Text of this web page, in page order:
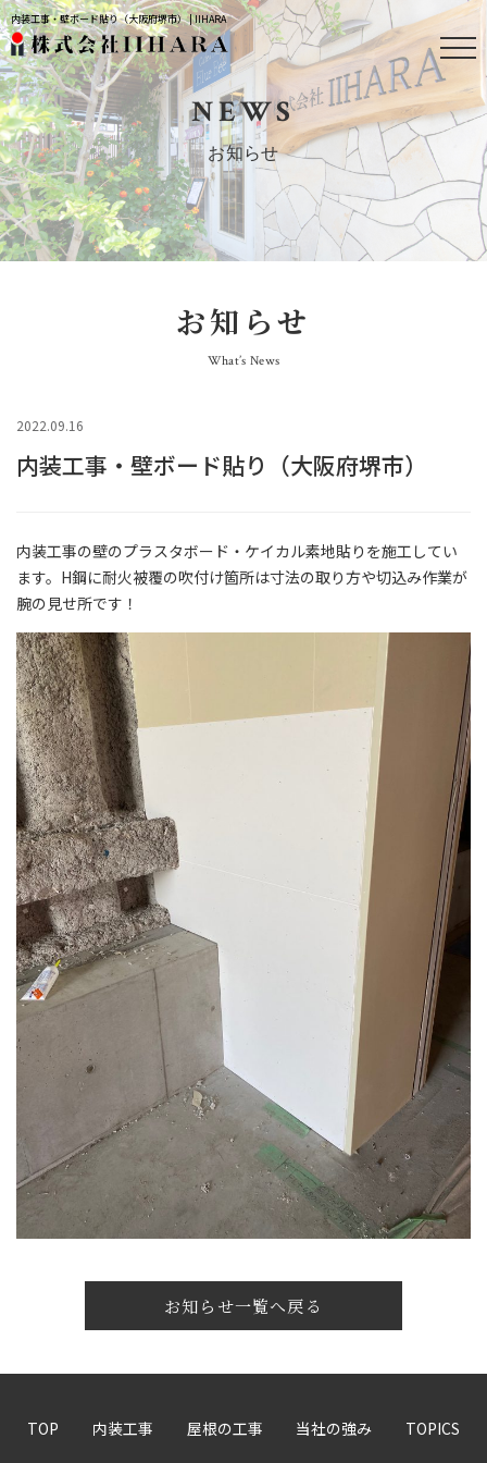
内装工事・壁ボード貼り（大阪府堺市） | IIHARA
NEWS
お知らせ
お知らせ
What’s News
2022.09.16
内装工事・壁ボード貼り（大阪府堺市）
内装工事の壁のプラスタボード・ケイカル素地貼りを施工してい
ます。H鋼に耐火被覆の吹付け箇所は寸法の取り方や切込み作業が
腕の見せ所です！
お知らせ一覧へ戻る
TOP 内装工事 屋根の工事 当社の強み TOPICS